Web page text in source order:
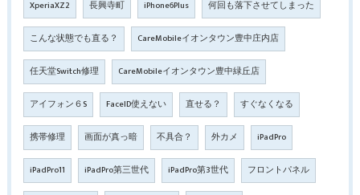
XperiaXZ2 長興寺町 iPhone6Plus 何回も落下させてしまった
こんな状態でも直る？ CareMobileイオンタウン豊中庄内店
任天堂Switch修理 CareMobileイオンタウン豊中緑丘店
アイフォン６S FaceID使えない 直せる？ すぐなくなる
携帯修理 画面が真っ暗 不具合？ 外カメ iPadPro
iPadPro11 iPadPro第三世代 iPadPro第3世代 フロントパネル